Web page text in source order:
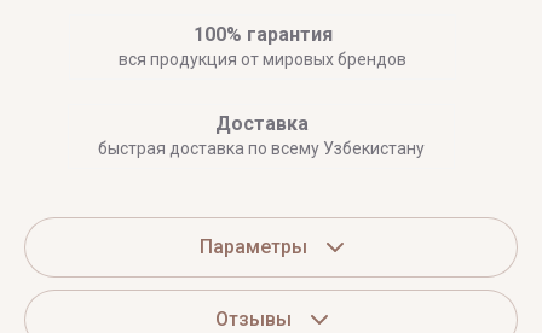
100% гарантия
вся продукция от мировых брендов
Доставка
быстрая доставка по всему Узбекистану
Параметры
Отзывы